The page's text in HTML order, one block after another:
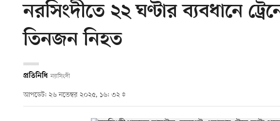
নরসিংদীতে ২২ ঘণ্টার ব্যবধানে
তিনজন নিহত
প্রতিনিধি নরসিংদী
আপডেট: ২৬ নভেম্বর ২০২৫, ১৬: ৩২